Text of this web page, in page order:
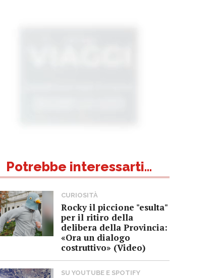
Potrebbe interessarti...
CURIOSITÀ
Rocky il piccione "esulta"
per il ritiro della
delibera della Provincia:
«Ora un dialogo
costruttivo» (Video)
SU YOUTUBE E SPOTIFY